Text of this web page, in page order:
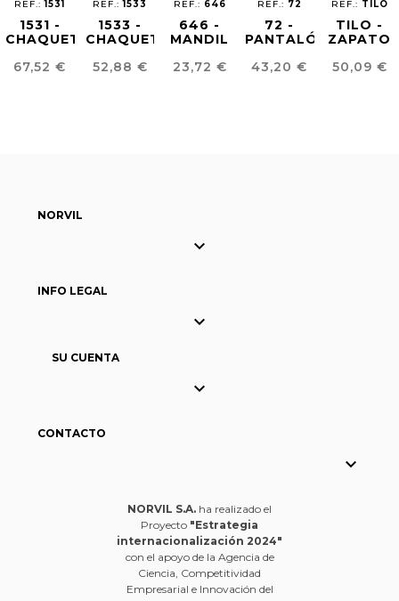
REF.:1531
1531 -
CHAQUETA
COOKING
Precio
67,52 €
REF.:1533
1533 -
CHAQUETA
ECOLÓGICA
Precio
52,88 €
REF.: 646
646 -
MANDIL
Precio
23,72 €
REF.: 72
72 -
PANTALÓN
FLUÍDO
Precio
43,20 €
REF.: TILO
TILO -
ZAPATO
UNISEX
Precio
50,09 €
NORVIL

INFO LEGAL

SU CUENTA

CONTACTO

NORVIL S.A. ha realizado el
Proyecto "Estrategia
internacionalización 2024"
con el apoyo de la Agencia de
Ciencia, Competitividad
Empresarial e Innovación del